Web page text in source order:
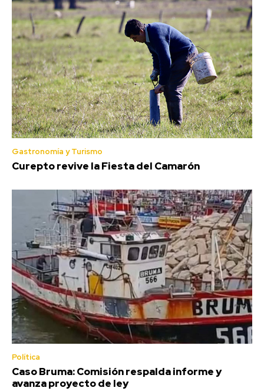
Gastronomía y Turismo
Curepto revive la Fiesta del Camarón
Política
Caso Bruma: Comisión respalda informe y
avanza proyecto de ley